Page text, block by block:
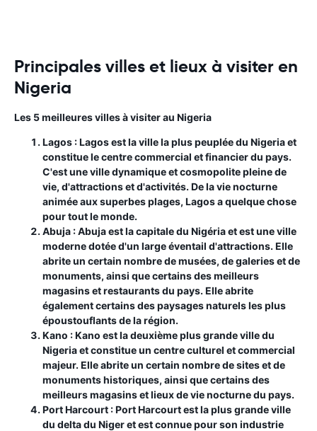
Principales villes et lieux à visiter en
Nigeria
Les 5 meilleures villes à visiter au Nigeria
Lagos :Lagos est la ville la plus peuplée du Nigeria et
constitue le centre commercial et financier du pays.
C'est une ville dynamique et cosmopolite pleine de
vie, d'attractions et d'activités. De la vie nocturne
animée aux superbes plages, Lagos a quelque chose
pour tout le monde.
Abuja :Abuja est la capitale du Nigéria et est une ville
moderne dotée d'un large éventail d'attractions. Elle
abrite un certain nombre de musées, de galeries et de
monuments, ainsi que certains des meilleurs
magasins et restaurants du pays. Elle abrite
également certains des paysages naturels les plus
époustouflants de la région.
Kano :Kano est la deuxième plus grande ville du
Nigeria et constitue un centre culturel et commercial
majeur. Elle abrite un certain nombre de sites et de
monuments historiques, ainsi que certains des
meilleurs magasins et lieux de vie nocturne du pays.
Port Harcourt :Port Harcourt est la plus grande ville
du delta du Niger et est connue pour son industrie